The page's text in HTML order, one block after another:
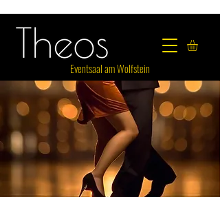
Eventsaal am Wolfstein